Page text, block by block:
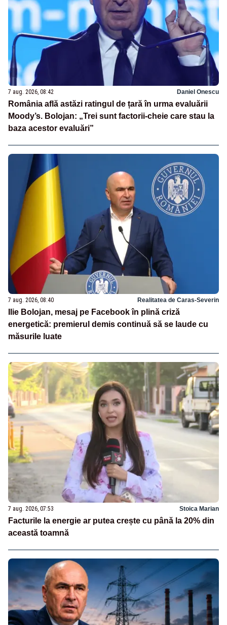
7 aug. 2026, 08:42 Daniel Onescu
România află astăzi ratingul de țară în urma evaluării
Moody’s. Bolojan: „Trei sunt factorii-cheie care stau la
baza acestor evaluări”
7 aug. 2026, 08:40 Realitatea de Caras-Severin
Ilie Bolojan, mesaj pe Facebook în plină criză
energetică: premierul demis continuă să se laude cu
măsurile luate
7 aug. 2026, 07:53 Stoica Marian
Facturile la energie ar putea crește cu până la 20% din
această toamnă